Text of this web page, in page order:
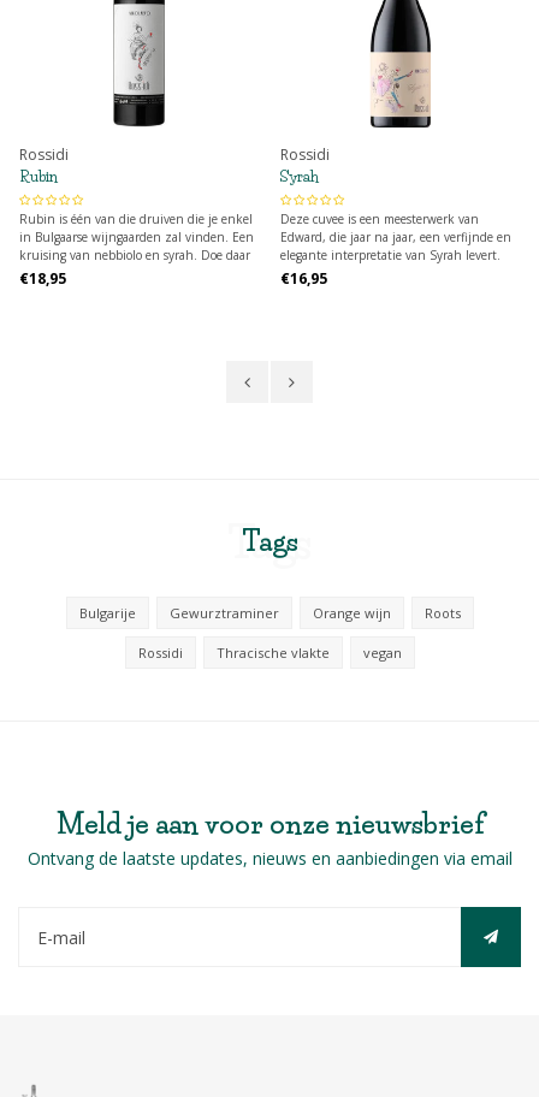
Rossidi
Rubin
Rubin is één van die druiven die je enkel
in Bulgaarse wijngaarden zal vinden. Een
kruising van nebbiolo en syrah. Doe daar
12 maanden houtopvoeding bij, en dan
krijg je een heel elegante wijn in je glas.
€18,95
Rossidi
Syrah
Deze cuvee is een meesterwerk van
Edward, die jaar na jaar, een verfijnde en
elegante interpretatie van Syrah levert.
Deze wijn biedt een sappige combinatie
van puur fruit, frisse aroma's, subtiele
€16,95
Tags
Tags
Bulgarije Gewurztraminer Orange wijn Roots
Rossidi Thracische vlakte vegan
Meld je aan voor onze nieuwsbrief
Ontvang de laatste updates, nieuws en aanbiedingen via email